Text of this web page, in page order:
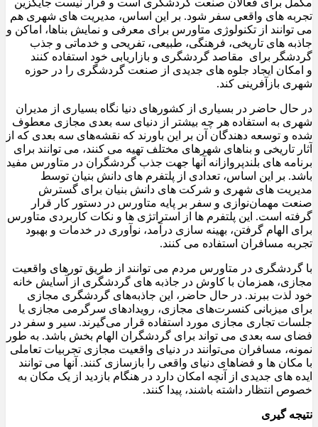
تجربه های واقعی سفر شود. بر این اساس، مدیریت های شهری هم
می توانند از تکنولوژی متاورس برای معرفی و نمایش بناها، اماکن و
جاذبه های تاریخی، فرهنگی، طبیعی، تفریحی و خدماتی و جذب
گردشگر برای مقاصد گردشگری و بازاریابی خود استفاده کنند
و امکان ایجاد جلوه های جدیدی از صنعت گردشگری را در حوزه
شهری بازآفرینی کند.
در حال حاضر در بسیاری از کشورهای دنیا نگاه بسیاری از مدیران
شهری به استفاده هر چه بیشتر از دنیای سه بعدی مجازی معطوف
شده و توسعه دهندگان آن بر این باورند که نقشه‌های سه بعدی که از
آثار تاریخی و بناهای شهرهای مختلف تهیه می کنند، می توانند برای
برنامه ‌های بلندپروازانه آنها جهت جذب گردشگران در متاورس مفید
باشد. بر این اساس، تعدادی از پلتفرم های دانش بنیان توسط
مدیریت های شهری و شرکت های دانش بنیان برای گسترش
صنعت مهمان‌نوازی و سفر بر پایه متاورس در دستور کار قرار
گرفته است. این پلتفرم ها از استراتژی ها و نکات کاربردی متاورس
برای الهام گرفتن، بهینه سازی درآمد، نوآوری در خدمات و بهبود
تجربه مسافران استفاده می کنند.
با گردشگری در متاورس مردم می توانند از طریق تورهای واقعیت
مجازی، همزمان با کاوش در جاذبه های گردشگری از آسایش خانه
خود لذت ببرند. در حال حاضر، این جاذبه‌های گردشگری مجازی
برای میزبانی کنسرت‌های مجازی، رویدادهای سرگرمی مجازی یا
جلسات تجاری مجازی مورد استفاده قرار می‌گیرند. سیر و سفر در
فضای سه بعدی می تواند برای گردشگران الهام بخش باشد. به طور
نمونه، مسافران می‌توانند در دنیای واقعیت مجازی تجربیات تعاملی
با مکان ها و فضاهای دنیای واقعی را بازسازی کنند. آنها می توانند
ایده های جدیدی از آنچه امکان دارد در هنگام بازدید از یک مکان به
خصوص انتظار داشته باشند، پیدا کنند.
نتیجه گیری